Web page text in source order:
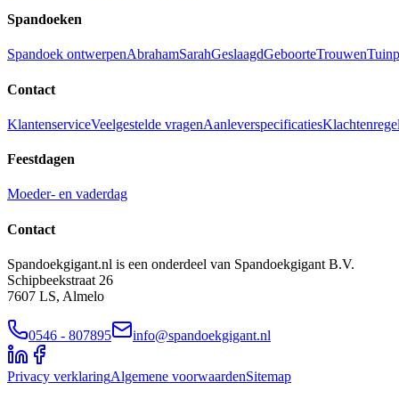
Spandoeken
Spandoek ontwerpenAbrahamSarahGeslaagdGeboorteTrouwen
Contact
KlantenserviceVeelgestelde vragenAanleverspecificaties
Feestdagen
Moeder- en vaderdag
Contact
Spandoekgigant.nl is een onderdeel van Spandoekgigant B.V.
Schipbeekstraat 26
7607 LS, Almelo
0546 - 807895 info@spandoekgigant.nl
Privacy verklaringAlgemene voorwaardenSitemap